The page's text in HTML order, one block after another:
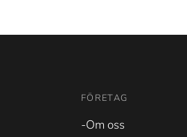
FÖRETAG
-Om oss